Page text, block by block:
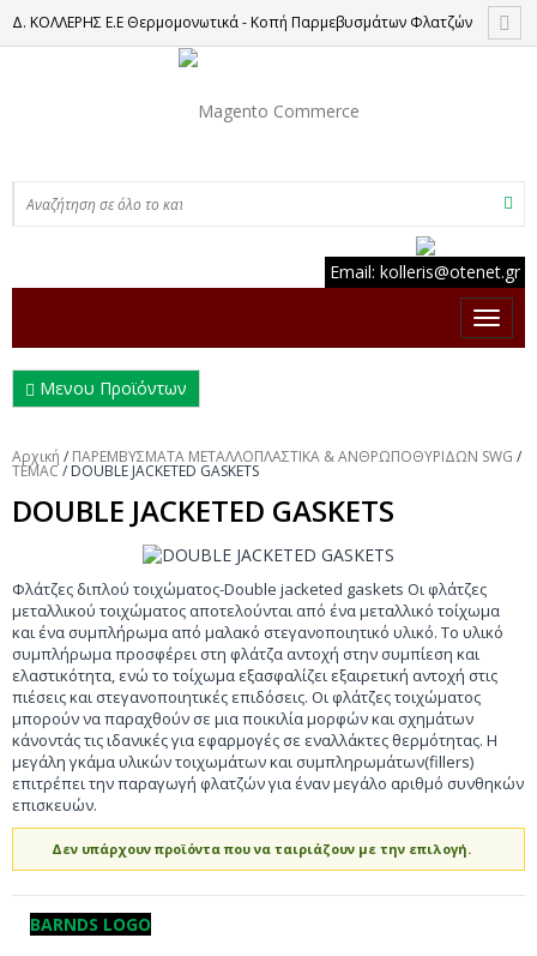
Δ. ΚΟΛΛΕΡΗΣ Ε.Ε Θερμομονωτικά - Κοπή Παρμεβυσμάτων Φλατζών
Email: kolleris@otenet.gr
Μενου Προϊόντων
Αρχική / ΠΑΡΕΜΒΥΣΜΑΤΑ ΜΕΤΑΛΛΟΠΛΑΣΤΙΚΑ & ΑΝΘΡΩΠΟΘΥΡΙΔΩΝ SWG /
TEMAC/ DOUBLE JACKETED GASKETS
DOUBLE JACKETED GASKETS
Φλάτζες διπλού τοιχώματος-Double jacketed gaskets Οι φλάτζες
μεταλλικού τοιχώματος αποτελούνται από ένα μεταλλικό τοίχωμα
και ένα συμπλήρωμα από μαλακό στεγανοποιητικό υλικό. Το υλικό
συμπλήρωμα προσφέρει στη φλάτζα αντοχή στην συμπίεση και
ελαστικότητα, ενώ το τοίχωμα εξασφαλίζει εξαιρετική αντοχή στις
πιέσεις και στεγανοποιητικές επιδόσεις. Οι φλάτζες τοιχώματος
μπορούν να παραχθούν σε μια ποικιλία μορφών και σχημάτων
κάνοντάς τις ιδανικές για εφαρμογές σε εναλλάκτες θερμότητας. Η
μεγάλη γκάμα υλικών τοιχωμάτων και συμπληρωμάτων(fillers)
επιτρέπει την παραγωγή φλατζών για έναν μεγάλο αριθμό συνθηκών
επισκευών.
Δεν υπάρχουν προϊόντα που να ταιριάζουν με την επιλογή.
BARNDS LOGO